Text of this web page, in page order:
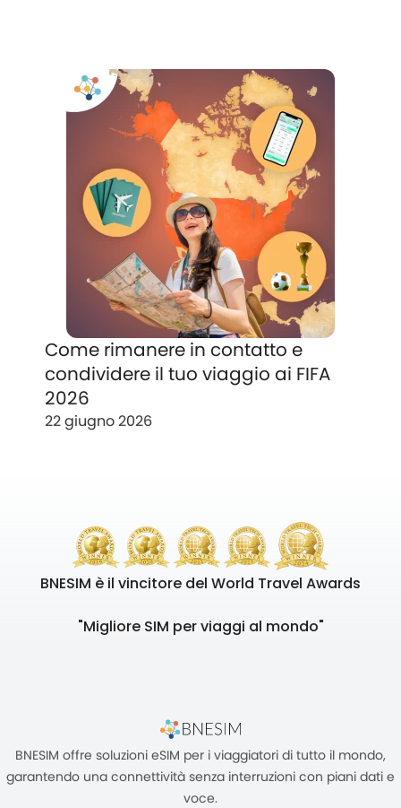
Come rimanere in contatto e
condividere il tuo viaggio ai FIFA
2026
22 giugno 2026
BNESIM è il vincitore del World Travel Awards
"Migliore SIM per viaggi al mondo"
BNESIM offre soluzioni eSIM per i viaggiatori di tutto il mondo,
garantendo una connettività senza interruzioni con piani dati e
voce.